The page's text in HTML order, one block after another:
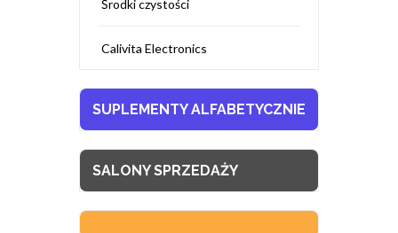
Środki czystości
Calivita Electronics
SUPLEMENTY ALFABETYCZNIE
SALONY SPRZEDAŻY